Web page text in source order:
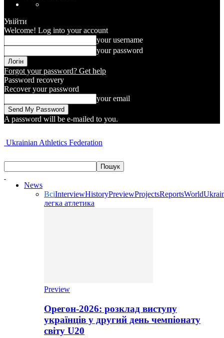
Увійти
Welcome! Log into your account
your username
your password
Forgot your password? Get help
Password recovery
Recover your password
your email
A password will be e-mailed to you.
Ukrainian Athletics Federation
News
ВсіInterviewHistoryPreviewProjectsReportsWorld
легка атлетика
Preview
Орегон-2026: розклад виступу
українців у другий день чемпіонату
світу U20